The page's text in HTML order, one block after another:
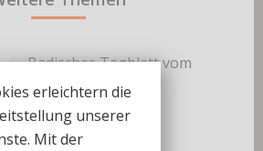
Badisches Tagblatt vom
30.03.2019
30. März 2019
erleichtern die
unserer
Mit der